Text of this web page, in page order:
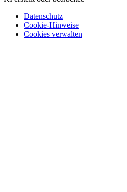
Datenschutz
Cookie-Hinweise
Cookies verwalten